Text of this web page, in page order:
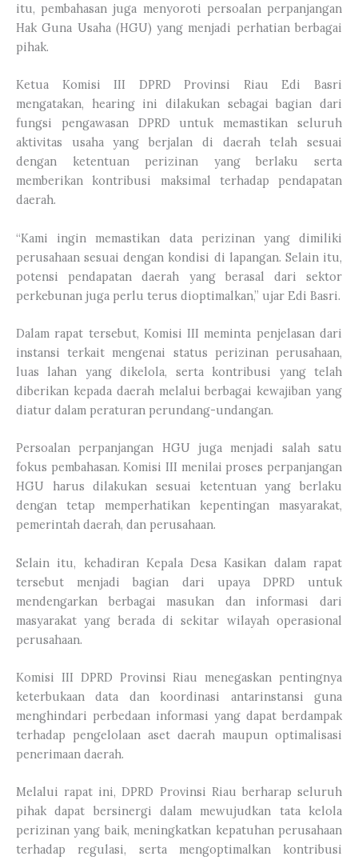
itu, pembahasan juga menyoroti persoalan perpanjangan
Hak Guna Usaha (HGU) yang menjadi perhatian berbagai
pihak.
Ketua Komisi III DPRD Provinsi Riau Edi Basri
mengatakan, hearing ini dilakukan sebagai bagian dari
fungsi pengawasan DPRD untuk memastikan seluruh
aktivitas usaha yang berjalan di daerah telah sesuai
dengan ketentuan perizinan yang berlaku serta
memberikan kontribusi maksimal terhadap pendapatan
daerah.
“Kami ingin memastikan data perizinan yang dimiliki
perusahaan sesuai dengan kondisi di lapangan. Selain itu,
potensi pendapatan daerah yang berasal dari sektor
perkebunan juga perlu terus dioptimalkan,” ujar Edi Basri.
Dalam rapat tersebut, Komisi III meminta penjelasan dari
instansi terkait mengenai status perizinan perusahaan,
luas lahan yang dikelola, serta kontribusi yang telah
diberikan kepada daerah melalui berbagai kewajiban yang
diatur dalam peraturan perundang-undangan.
Persoalan perpanjangan HGU juga menjadi salah satu
fokus pembahasan. Komisi III menilai proses perpanjangan
HGU harus dilakukan sesuai ketentuan yang berlaku
dengan tetap memperhatikan kepentingan masyarakat,
pemerintah daerah, dan perusahaan.
Selain itu, kehadiran Kepala Desa Kasikan dalam rapat
tersebut menjadi bagian dari upaya DPRD untuk
mendengarkan berbagai masukan dan informasi dari
masyarakat yang berada di sekitar wilayah operasional
perusahaan.
Komisi III DPRD Provinsi Riau menegaskan pentingnya
keterbukaan data dan koordinasi antarinstansi guna
menghindari perbedaan informasi yang dapat berdampak
terhadap pengelolaan aset daerah maupun optimalisasi
penerimaan daerah.
Melalui rapat ini, DPRD Provinsi Riau berharap seluruh
pihak dapat bersinergi dalam mewujudkan tata kelola
perizinan yang baik, meningkatkan kepatuhan perusahaan
terhadap regulasi, serta mengoptimalkan kontribusi